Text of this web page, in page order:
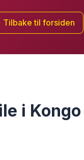
til forsiden
i